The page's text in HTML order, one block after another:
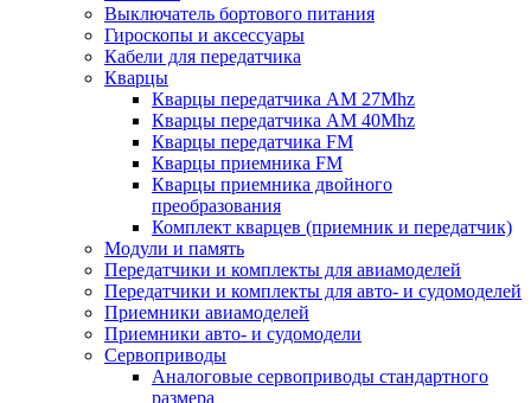
Выключатель бортового питания
Гироскопы и аксессуары
Кабели для передатчика
Кварцы
Кварцы передатчика AM 27Mhz
Кварцы передатчика AM 40Mhz
Кварцы передатчика FM
Кварцы приемника FM
Кварцы приемника двойного
преобразования
Комплект кварцев (приемник и передатчик)
Модули и память
Передатчики и комплекты для авиамоделей
Передатчики и комплекты для авто- и судомоделей
Приемники авиамоделей
Приемники авто- и судомодели
Сервоприводы
Аналоговые сервоприводы стандартного
размера